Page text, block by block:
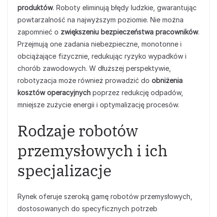
produktów. Roboty eliminują błędy ludzkie, gwarantując
powtarzalność na najwyższym poziomie. Nie można
zapomnieć o zwiększeniu bezpieczeństwa pracowników.
Przejmują one zadania niebezpieczne, monotonne i
obciążające fizycznie, redukując ryzyko wypadków i
chorób zawodowych. W dłuższej perspektywie,
robotyzacja może również prowadzić do obniżenia
kosztów operacyjnych poprzez redukcję odpadów,
mniejsze zużycie energii i optymalizację procesów.
Rodzaje robotów
przemysłowych i ich
specjalizacje
Rynek oferuje szeroką gamę robotów przemysłowych,
dostosowanych do specyficznych potrzeb